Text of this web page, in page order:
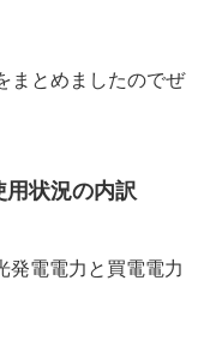
まとめましたのでぜ
用状況の内訳
発電電力と買電電力